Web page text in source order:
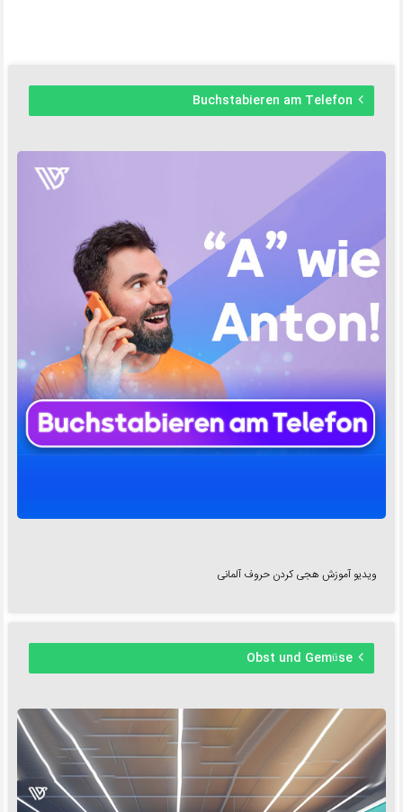
Buchstabieren am Telefon
ویدیو آموزش هجی کردن حروف آلمانی
Obst und Gemüse